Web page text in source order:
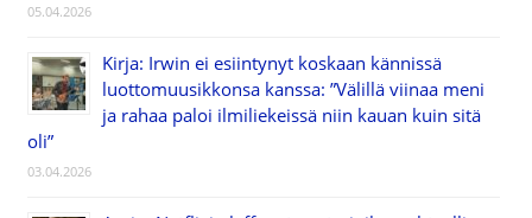
05.04.2026
Kirja: Irwin ei esiintynyt koskaan kännissä
luottomuusikkonsa kanssa: ”Välillä viinaa meni
ja rahaa paloi ilmiliekeissä niin kauan kuin sitä
oli”
03.04.2026